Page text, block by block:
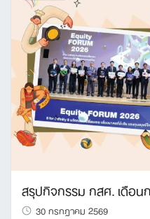
สรุปกิจกรรม กสศ. เดือ
30 กรกฎาคม 2569